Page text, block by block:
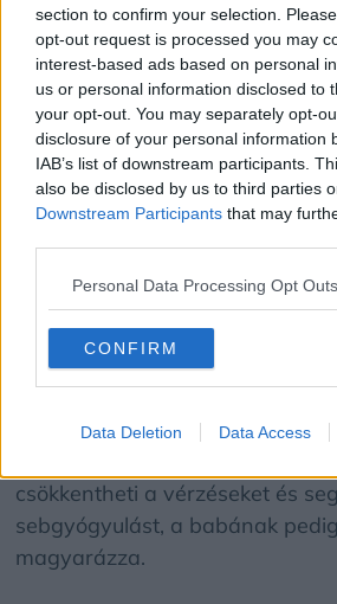
section to confirm your selection.
opt-out request is processed you may
interest-based ads based on personal
us or personal information disclosed to
your opt-out. You may separately opt-
disclosure of your personal information
IAB’s list of downstream participants.
also be disclosed by us to third parties
Downstream Participants that may
Personal Data Processing Opt Outs
CONFIRM
Data Deletion Data Access
„Nem tudom megmondani,
végeztem gátmetszést, az
számú közellenségem. Egyre
születik arról, hogy az
semmit” – jegyezte meg a
szülés természetes
pulsatilla (kökörcsin)
túlzottan izgul és meg akar
halad a szülés, illetve
menjen a tágulás. A hegyi
csökkentheti a vérzéseket és
sebgyógyulást, a babának
magyarázza.